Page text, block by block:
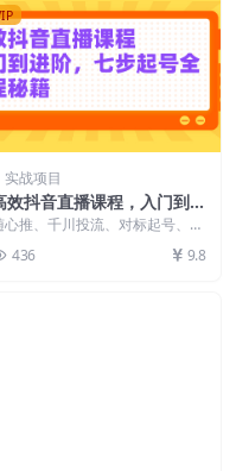
实战项目
效抖音直播课程，入门到进
，七步起号全流程秘籍
心推、千川投流、对标起号、各
程目录： 1、2...
436 9.8